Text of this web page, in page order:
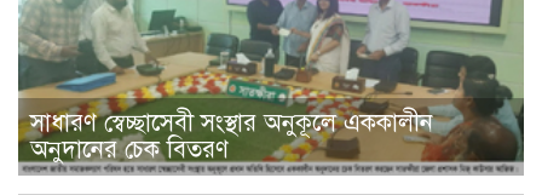
সাধারণ স্বেচ্ছাসেবী সংস্থার অনুকূলে এককালীন
অনুদানের চেক বিতরণ